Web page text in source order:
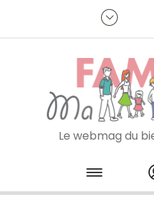
Je m'inscris
Le webmag du
Skip
Panneau de gestion des